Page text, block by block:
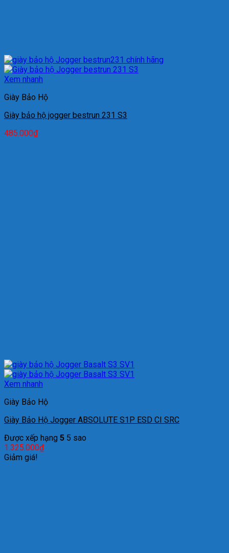
Xem nhanh
Giày Bảo Hộ
Giày bảo hộ jogger bestrun 231 S3
485.000₫
Xem nhanh
Giày Bảo Hộ
Giày Bảo Hộ Jogger ABSOLUTE S1P ESD CI SRC
Được xếp hạng 5 5 sao
1.325.000₫
Giảm giá!